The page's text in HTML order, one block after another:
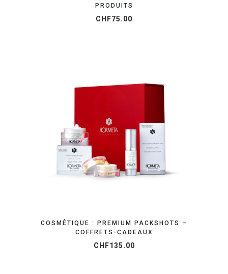
PRODUITS
CHF75.00
OBTENEZ VOTRE DEVIS EN 24H
COSMÉTIQUE : PREMIUM PACKSHOTS –
COFFRETS-CADEAUX
CHF135.00